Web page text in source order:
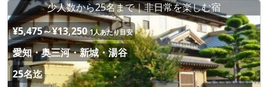
少人数から25名まで｜非日常を楽しむ宿
¥5,475～¥13,250 1人あたり目安
愛知・奥三河・新城・湯谷
25名迄